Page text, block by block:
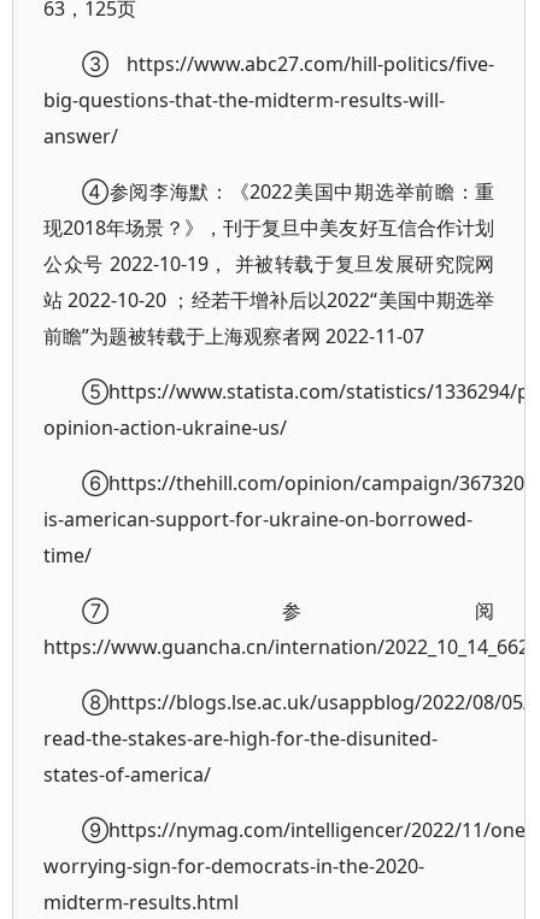
63，125页
③https://www.abc27.com/hill-politics/five-
big-questions-that-the-midterm-results-will-
answer/
④参阅李海默：《2022美国中期选举前瞻：重
现2018年场景？》，刊于复旦中美友好互信合作计划
公众号 2022-10-19， 并被转载于复旦发展研究院网
站 2022-10-20 ；经若干增补后以2022“美国中期选举
前瞻”为题被转载于上海观察者网 2022-11-07
⑤https://www.statista.com/statistics/1336294/
opinion-action-ukraine-us/
⑥https://thehill.com/opinion/campaign/3673208-
is-american-support-for-ukraine-on-borrowed-
time/
⑦参阅
https://www.guancha.cn/internation/
⑧https://blogs.lse.ac.uk/usappblog/2022/08/05/
read-the-stakes-are-high-for-the-disunited-
states-of-america/
⑨https://nymag.com/intelligencer/2022/11/one-
worrying-sign-for-democrats-in-the-2020-
midterm-results.html